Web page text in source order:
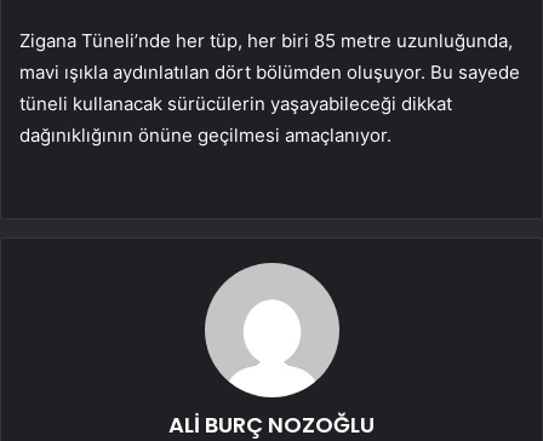
Zigana Tüneli’nde her tüp, her biri 85 metre uzunluğunda,
mavi ışıkla aydınlatılan dört bölümden oluşuyor. Bu sayede
tüneli kullanacak sürücülerin yaşayabileceği dikkat
dağınıklığının önüne geçilmesi amaçlanıyor.
ALİ BURÇ NOZOĞLU